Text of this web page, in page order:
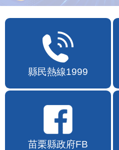
縣民熱線1999
苗栗縣政府FB